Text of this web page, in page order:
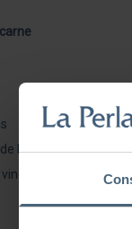
los 2 pichones
tinto